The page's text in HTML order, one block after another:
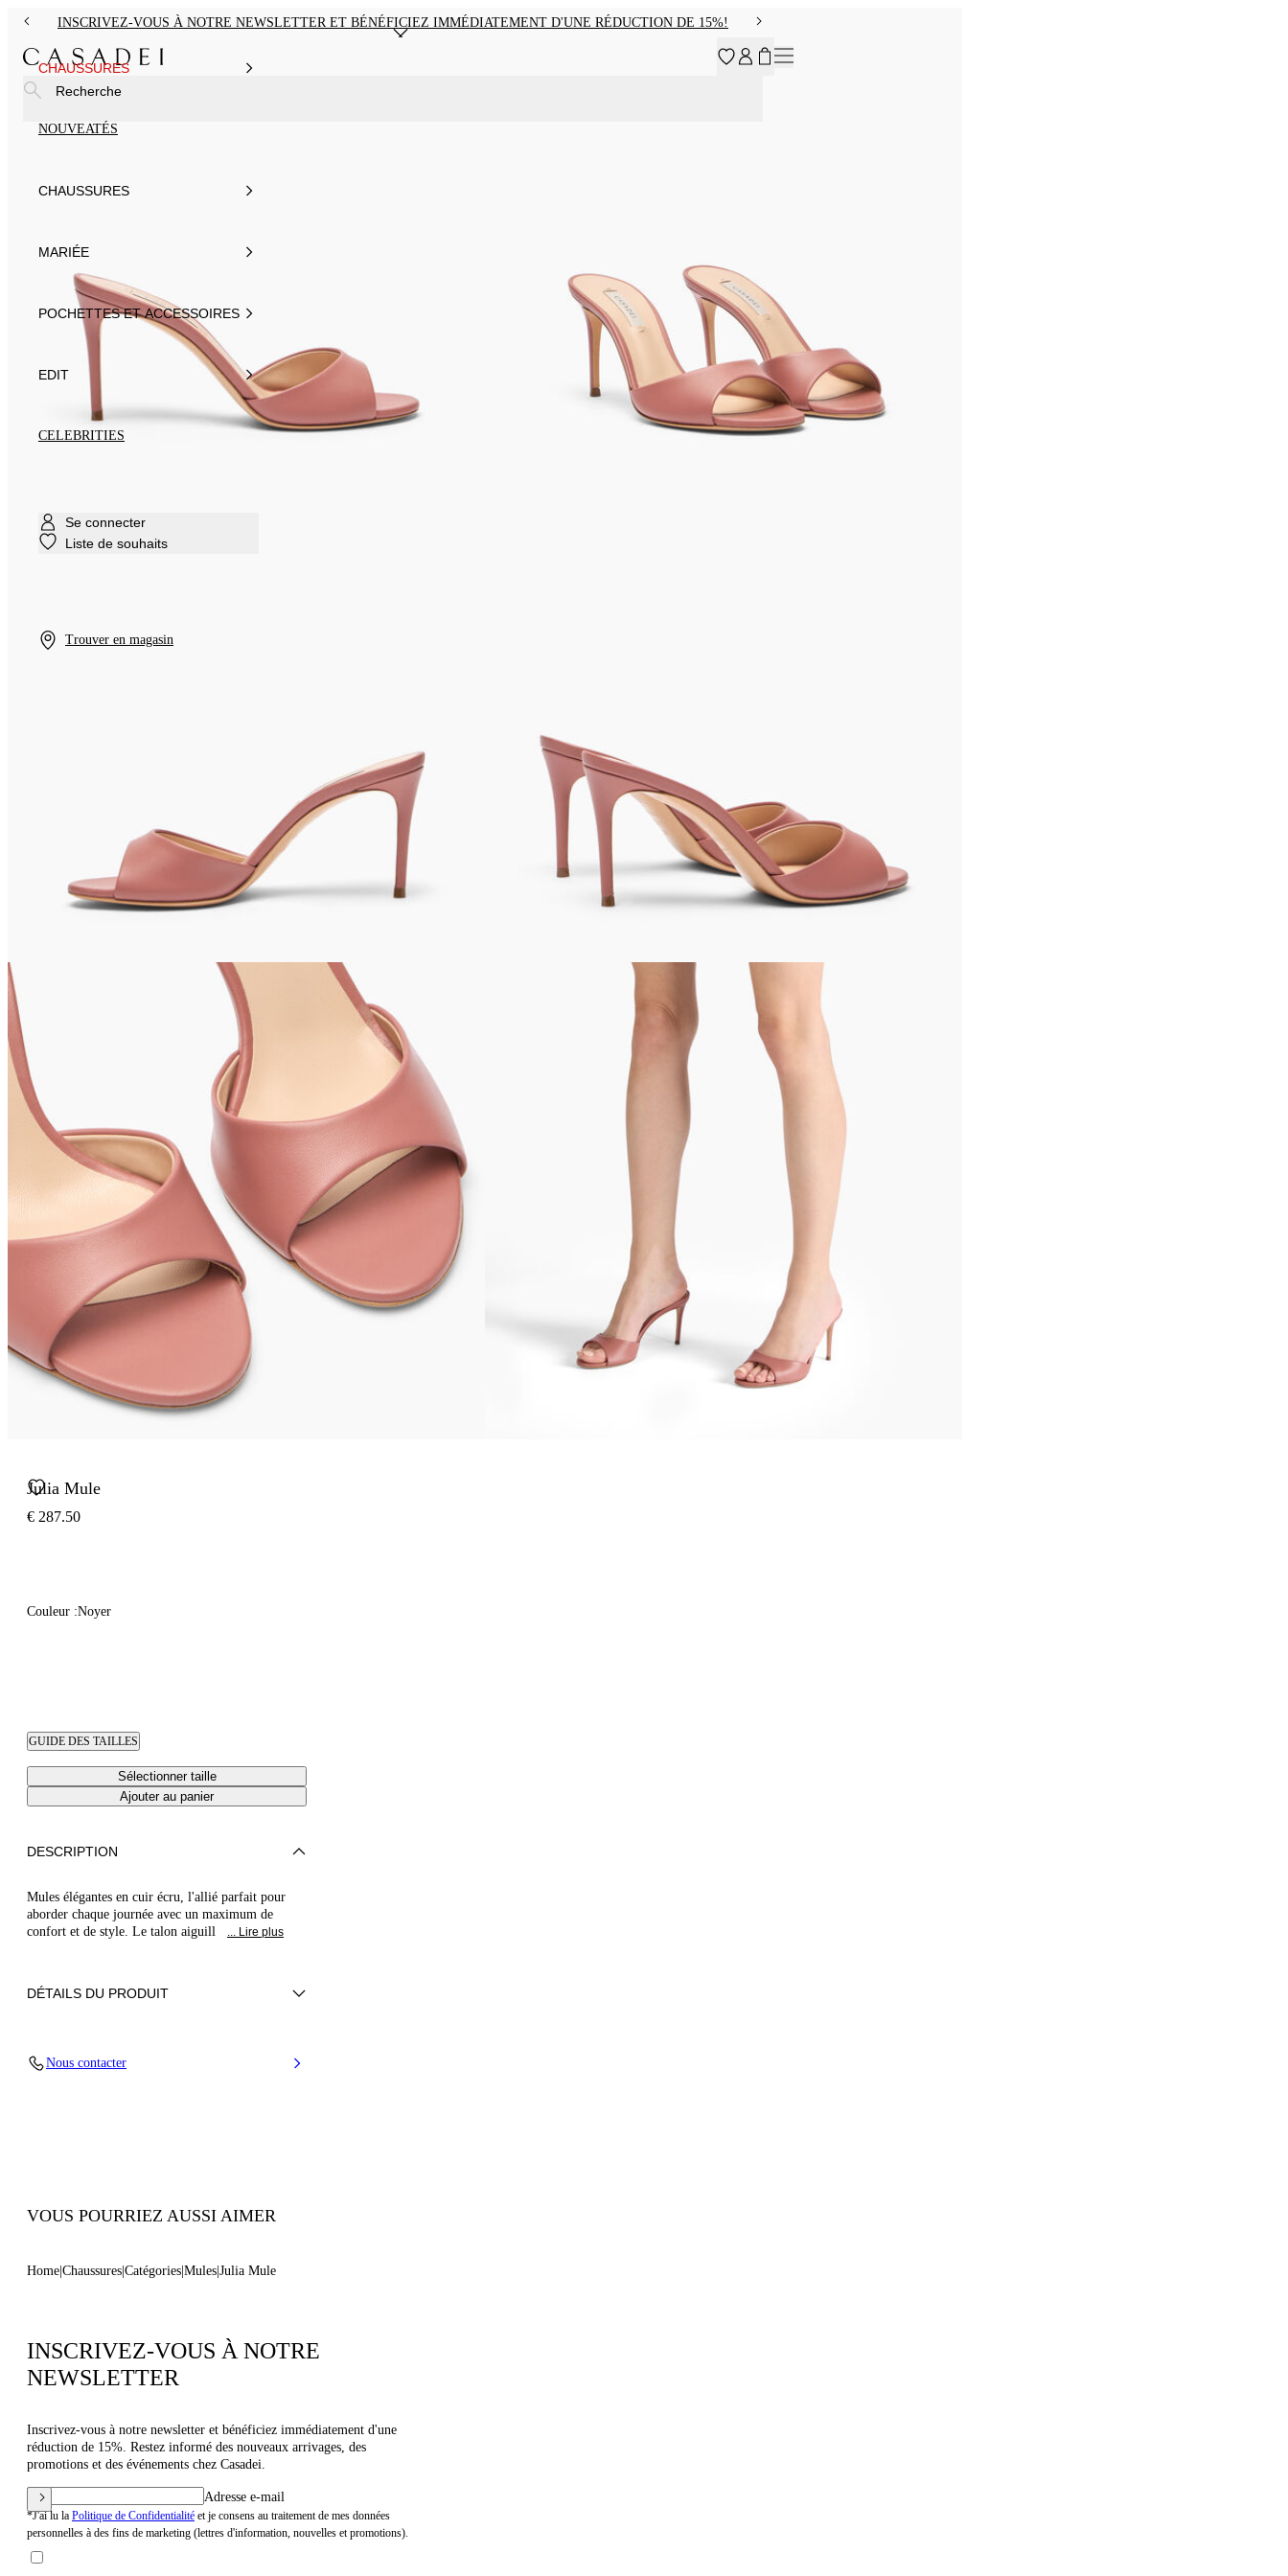
INSCRIVEZ-VOUS À NOTRE NEWSLETTER ET BÉNÉFICIEZ IMMÉDIATEMENT D'UNE RÉDUCTION DE 15%!
CHAUSSURES
NOUVEATÉS
CHAUSSURES
MARIÉE
POCHETTES ET ACCESSOIRES
EDIT
CELEBRITIES
Se connecter
Liste de souhaits
Trouver en magasin
Recherche
Julia Mule
€ 287.50
Couleur :Noyer
GUIDE DES TAILLES
Sélectionner taille
Ajouter au panier
DESCRIPTION
Mules élégantes en cuir écru, l'allié parfait pour
aborder chaque journée avec un maximum de
confort et de style. Le talon aiguill
... Lire plus
DÉTAILS DU PRODUIT
Nous contacter
VOUS POURRIEZ AUSSI AIMER
Home Chaussures Catégories Mules Julia Mule
INSCRIVEZ-VOUS À NOTRE
NEWSLETTER
Inscrivez-vous à notre newsletter et bénéficiez immédiatement d'une
réduction de 15%. Restez informé des nouveaux arrivages, des
promotions et des événements chez Casadei.
Adresse e-mail
*J'ai lu la Politique de Confidentialité et je consens au traitement de mes données
personnelles à des fins de marketing (lettres d'information, nouvelles et promotions).